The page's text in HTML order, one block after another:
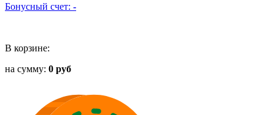
Бонусный счет: -
В корзине:
на сумму: 0 руб